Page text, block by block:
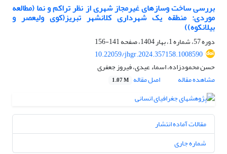
بررسی ساخت وساز‌های غیرمجاز شهری از نظر تراکم و نما (مطالعه
موردی: منطقه یک شهرداری کلانشهر تبریز(کوی ولیعصر و
بیلانکوه))
دوره 57، شماره 1، بهار 1404، صفحه
141-156
10.22059/jhgr.2024.357158.1008590
حسن محمودزاده، اسماء عیدی، فیروز جعفری
مشاهده مقاله
اصل مقاله 1.07 M
مقالات آماده انتشار
شماره جاری